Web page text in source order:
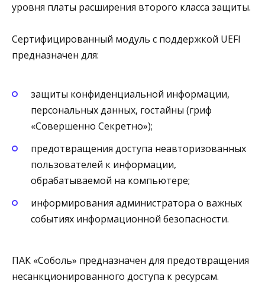
уровня платы расширения второго класса защиты.
Сертифицированный модуль с поддержкой UEFI
предназначен для:
защиты конфиденциальной информации,
персональных данных, гостайны (гриф
«Совершенно Секретно»);
предотвращения доступа неавторизованных
пользователей к информации,
обрабатываемой на компьютере;
информирования администратора о важных
событиях информационной безопасности.
ПАК «Соболь» предназначен для предотвращения
несанкционированного доступа к ресурсам.